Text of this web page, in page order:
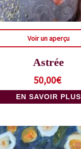
Voir un aperçu
Astrée
50,00€
EN SAVOIR PLUS